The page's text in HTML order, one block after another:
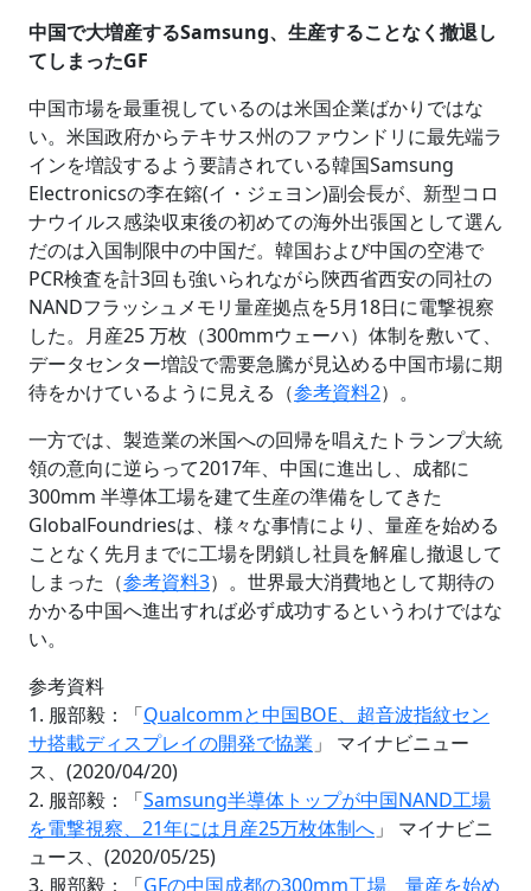
中国で大増産するSamsung、生産することなく撤退し
てしまったGF
中国市場を最重視しているのは米国企業ばかりではな
い。米国政府からテキサス州のファウンドリに最先端ラ
インを増設するよう要請されている韓国Samsung
Electronicsの李在鎔(イ・ジェヨン)副会長が、新型コロ
ナウイルス感染収束後の初めての海外出張国として選ん
だのは入国制限中の中国だ。韓国および中国の空港で
PCR検査を計3回も強いられながら陝西省西安の同社の
NANDフラッシュメモリ量産拠点を5月18日に電撃視察
した。月産25 万枚（300mmウェーハ）体制を敷いて、
データセンター増設で需要急騰が見込める中国市場に期
待をかけているように見える（参考資料2）。
一方では、製造業の米国への回帰を唱えたトランプ大統
領の意向に逆らって2017年、中国に進出し、成都に
300mm 半導体工場を建て生産の準備をしてきた
GlobalFoundriesは、様々な事情により、量産を始める
ことなく先月までに工場を閉鎖し社員を解雇し撤退して
しまった（参考資料3）。世界最大消費地として期待の
かかる中国へ進出すれば必ず成功するというわけではな
い。
参考資料
1. 服部毅：「Qualcommと中国BOE、超音波指紋セン
サ搭載ディスプレイの開発で協業 」 マイナビニュー
ス、(2020/04/20)
2. 服部毅：「Samsung半導体トップが中国NAND工場
を電撃視察、21年には月産25万枚体制へ 」 マイナビニ
ュース、(2020/05/25)
3. 服部毅：「GFの中国成都の300mm工場、量産を始め